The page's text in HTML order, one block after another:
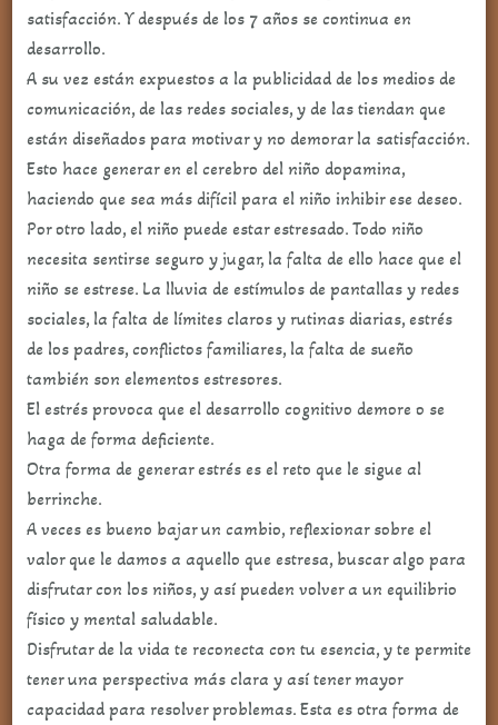
satisfacción. Y después de los 7 años se continua en
desarrollo.
A su vez están expuestos a la publicidad de los medios de
comunicación, de las redes sociales, y de las tiendan que
están diseñados para motivar y no demorar la satisfacción.
Esto hace generar en el cerebro del niño dopamina,
haciendo que sea más difícil para el niño inhibir ese deseo.
Por otro lado, el niño puede estar estresado. Todo niño
necesita sentirse seguro y jugar, la falta de ello hace que el
niño se estrese. La lluvia de estímulos de pantallas y redes
sociales, la falta de límites claros y rutinas diarias, estrés
de los padres, conflictos familiares, la falta de sueño
también son elementos estresores.
El estrés provoca que el desarrollo cognitivo demore o se
haga de forma deficiente.
Otra forma de generar estrés es el reto que le sigue al
berrinche.
A veces es bueno bajar un cambio, reflexionar sobre el
valor que le damos a aquello que estresa, buscar algo para
disfrutar con los niños, y así pueden volver a un equilibrio
físico y mental saludable.
Disfrutar de la vida te reconecta con tu esencia, y te permite
tener una perspectiva más clara y así tener mayor
capacidad para resolver problemas. Esta es otra forma de